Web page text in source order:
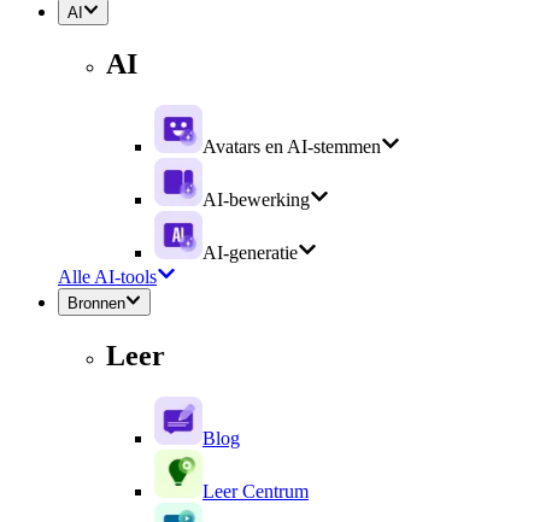
AI
AI
Avatars en AI-stemmen
AI-bewerking
AI-generatie
Alle AI-tools
Bronnen
Leer
Blog
Leer Centrum